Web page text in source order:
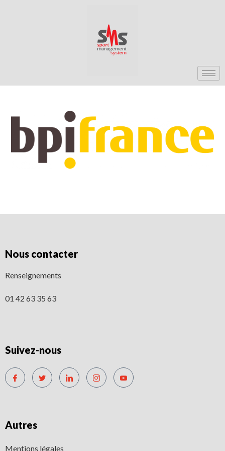
Nous contacter
Renseignements
01 42 63 35 63
Suivez-nous
Autres
Mentions légales